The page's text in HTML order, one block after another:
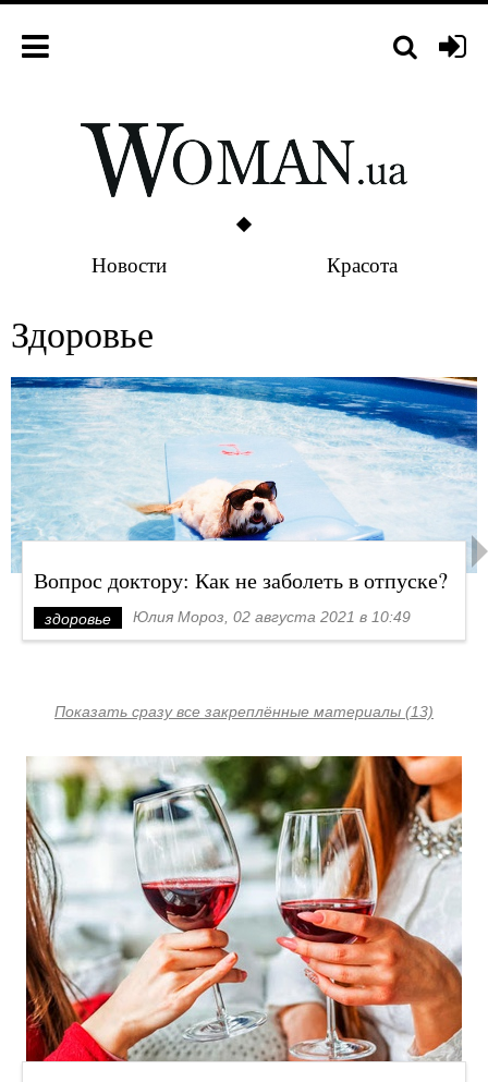
Новости Красота
Здоровье
Вопрос доктору: Как не заболеть в отпуске?
здоровье Юлия Мороз, 02 августа 2021 в 10:49
Показать сразу все закреплённые материалы (13)